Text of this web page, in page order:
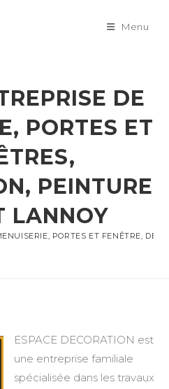
Menu
DE
PORTES ET
PEINTURE
LANNOY
PORTES ET FENÊTRE,
ESPACE DECORATION est
une entreprise familiale
spécialisée dans les travaux